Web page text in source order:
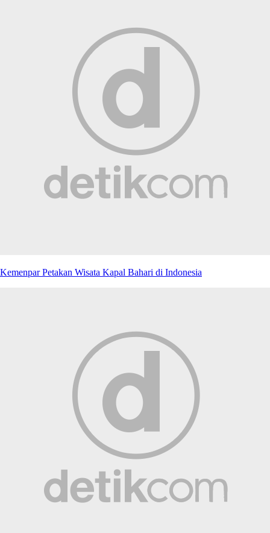
Kemenpar Petakan Wisata Kapal Bahari di Indonesia